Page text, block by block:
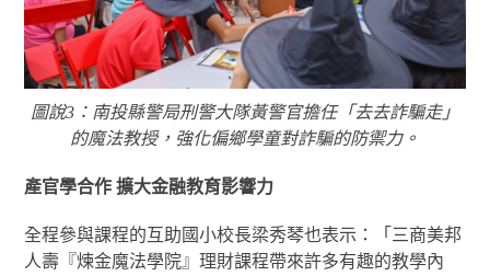
圖說3：南投縣警局刑警大隊黃警官擔任「去去詐騙走」
的魔法教授，強化偏鄉學童對詐騙的防禦力。
產官學合作 擴大金融教育影響力
全程參與課程的互助國小校長梁秀琴也表示：「三商美邦
人壽『煉金魔法學院』理財課程帶來許多有趣的教學內